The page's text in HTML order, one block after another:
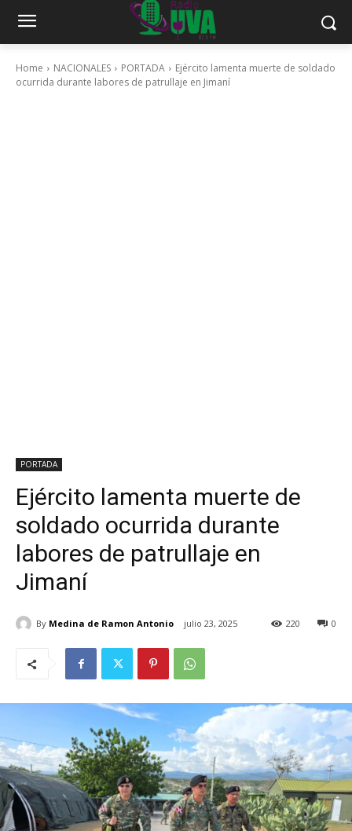
Home NACIONALES PORTADA
Ejército lamenta muerte de soldado
ocurrida durante labores de patrullaje en Jimaní
PORTADA
Ejército lamenta muerte de
soldado ocurrida durante
labores de patrullaje en
Jimaní
By Medina de Ramon Antonio julio 23, 2025 0
220